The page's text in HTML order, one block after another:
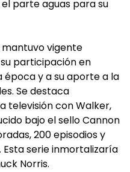
el parte aguas para su
mantuvo vigente
participación en
y a su aporte a la
Se destaca
televisión con Walker,
bajo el sello Cannon
200 episodios y
serie inmortalizaría
Norris.